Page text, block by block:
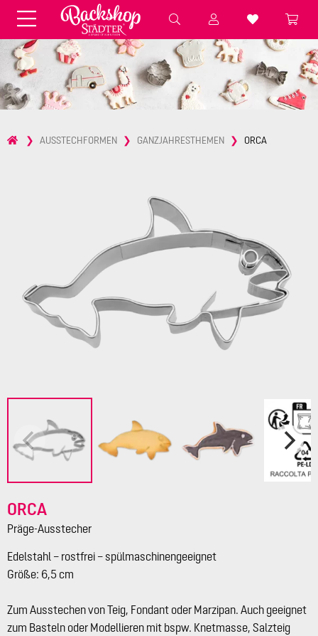
Aufbewahren
Fondant & Zubehör Speisefarben
Pralinenkapseln Geschenktüten
Terrinenformen
Backzutaten Küchenhelfer
Spätzleherstellung
STÄDTER fresh&cool
AUSSTECHFORMEN GANZJAHRESTHEMEN ORCA
ORCA
Präge-Ausstecher
Edelstahl – rostfrei – spülmaschinengeeignet
Größe: 6,5 cm
Zum Ausstechen von Teig, Fondant oder Marzipan. Auch geeignet
zum Basteln oder Modellieren mit bspw. Knetmasse, Salzteig